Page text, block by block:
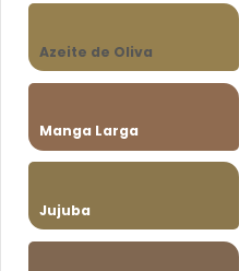
Azeite de Oliva
Manga Larga
Jujuba